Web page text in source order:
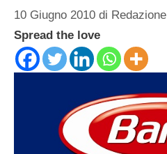
10 Giugno 2010 di Redazione
Spread the love